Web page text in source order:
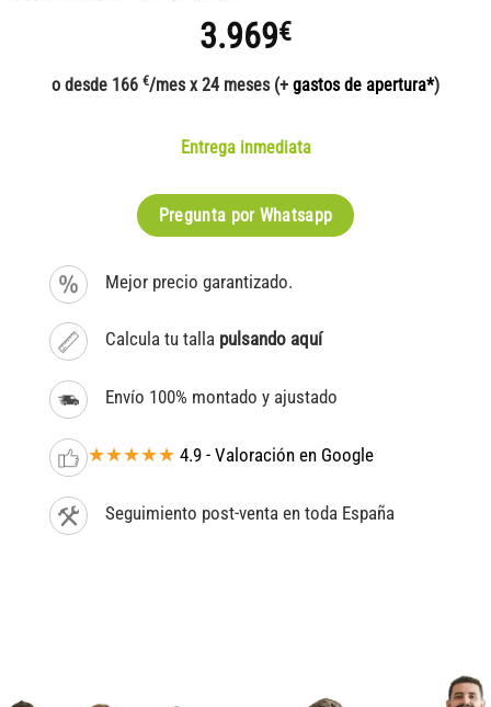
3.969€
o desde 166 €/mes x 24 meses (+ gastos de apertura*)
Entrega inmediata
Pregunta por Whatsapp
Mejor precio garantizado.
Calcula tu talla pulsando aquí
Envío 100% montado y ajustado
★★★★★ 4.9 - Valoración en Google
Seguimiento post-venta en toda España